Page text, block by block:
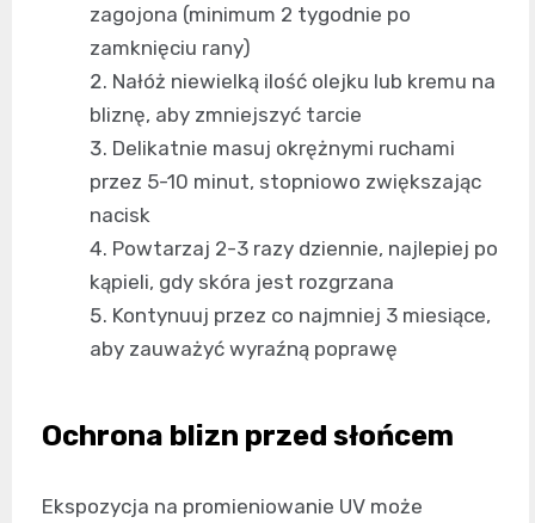
zagojona (minimum 2 tygodnie po
zamknięciu rany)
Nałóż niewielką ilość olejku lub kremu na
bliznę, aby zmniejszyć tarcie
Delikatnie masuj okrężnymi ruchami
przez 5-10 minut, stopniowo zwiększając
nacisk
Powtarzaj 2-3 razy dziennie, najlepiej po
kąpieli, gdy skóra jest rozgrzana
Kontynuuj przez co najmniej 3 miesiące,
aby zauważyć wyraźną poprawę
Ochrona blizn przed słońcem
Ekspozycja na promieniowanie UV może